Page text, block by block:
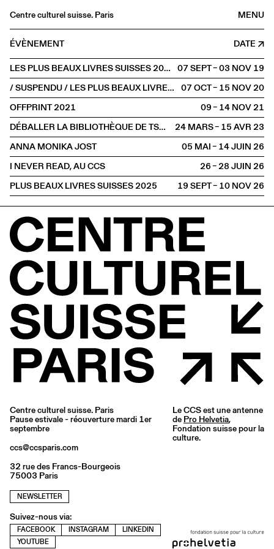
MENU
Centre culturel suisse. Paris
Agenda
Librairie
Buvette
Archives
Médiathèque
Éditions
Informations
FR/EN
EXPOSITION Graphisme
ÉVÈNEMENT
DATE
LES PLUS BEAUX LIVRES SUISSES 2018
07 SEPT – 03 NOV2019
/ SUSPENDU / LES PLUS BEAUX LIVRES SUISSES 2019
07 OCT – 15 NOV2020
OFFPRINT 2021
09 – 14 NOV2021
DÉBALLER LA BIBLIOTHÈQUE DE TSCHICHOLD
24 MARS – 15 AVR2023
ANNA MONIKA JOST
05 MAI – 14 JUIN2026
I NEVER READ, AU CCS
26 – 28 JUIN2026
PLUS BEAUX LIVRES SUISSES 2025
19 SEPT – 10 NOV2026
Centre culturel suisse. Paris
Pause estivale - réouverture mardi 1er
septembre
ccs@ccsparis.com
32 rue des Francs-Bourgeois
75003 Paris
NEWSLETTER
Suivez-nous via:
FACEBOOK INSTAGRAM
LINKEDIN
YOUTUBE
Le CCS est une antenne
de Pro Helvetia,
Fondation suisse pour la
culture.